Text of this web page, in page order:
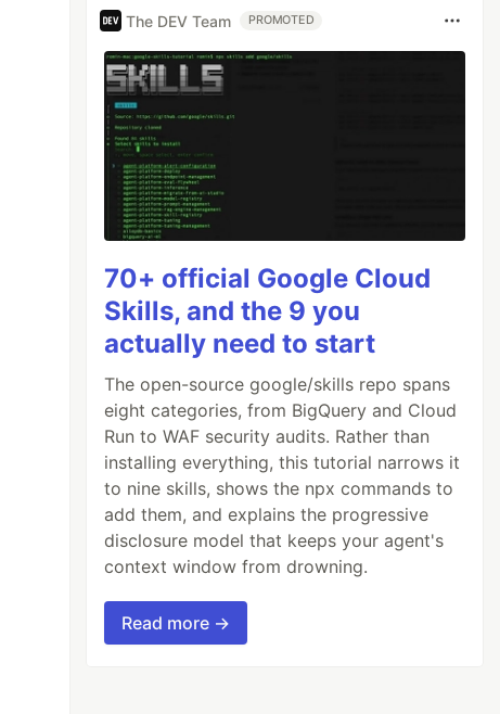
The DEV Team PROMOTED
70+ official Google Cloud
Skills, and the 9 you
actually need to start
The open-source google/skills repo spans
eight categories, from BigQuery and Cloud
Run to WAF security audits. Rather than
installing everything, this tutorial narrows it
to nine skills, shows the npx commands to
add them, and explains the progressive
disclosure model that keeps your agent's
context window from drowning.
Read more →